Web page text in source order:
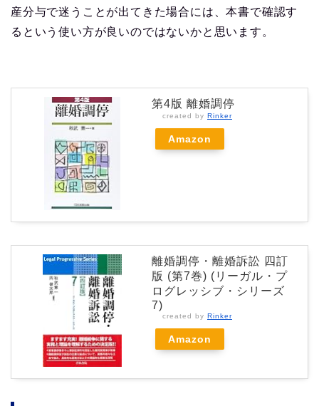
産分与で迷うことが出てきた場合には、本書で確認す
るという使い方が良いのではないかと思います。
第4版 離婚調停
created by Rinker
Amazon
離婚調停・離婚訴訟 四訂
版 (第7巻) (リーガル・プ
ログレッシブ・シリーズ
7)
created by Rinker
Amazon